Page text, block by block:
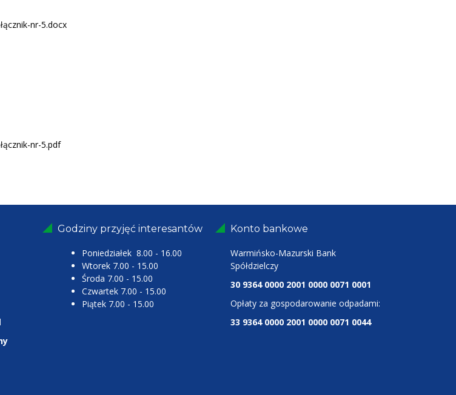
nr-5.docx
nr-5.pdf
Godziny przyjęć interesantów
Poniedziałek 8.00 - 16.00
Wtorek 7.00 - 15.00
Środa 7.00 - 15.00
Czwartek 7.00 - 15.00
Piątek 7.00 - 15.00
Konto bankowe
Warmińsko-Mazurski Bank
Spółdzielczy
30 9364 0000 2001 0000 0071 0001
Opłaty za gospodarowanie odpadami:
33 9364 0000 2001 0000 0071 0044